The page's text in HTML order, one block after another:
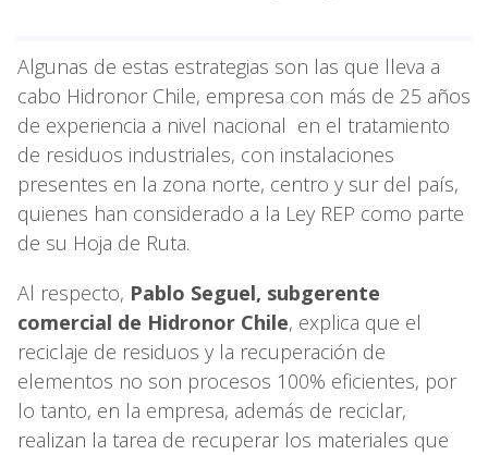
Algunas de estas estrategias son las que lleva a
cabo Hidronor Chile, empresa con más de 25 años
de experiencia a nivel nacional en el tratamiento
de residuos industriales, con instalaciones
presentes en la zona norte, centro y sur del país,
quienes han considerado a la Ley REP como parte
de su Hoja de Ruta.
Al respecto, Pablo Seguel, subgerente
comercial de Hidronor Chile, explica que el
reciclaje de residuos y la recuperación de
elementos no son procesos 100% eficientes, por
lo tanto, en la empresa, además de reciclar,
realizan la tarea de recuperar los materiales que